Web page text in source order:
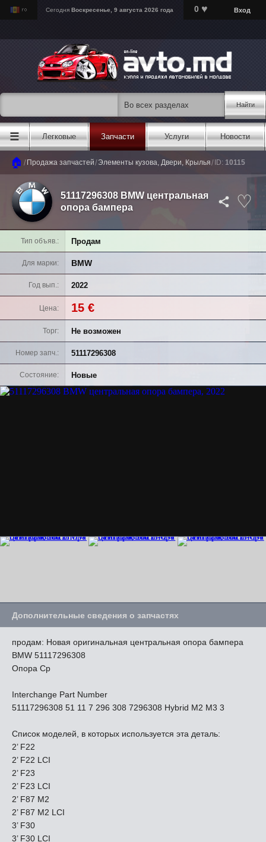
Сегодня Воскресенье, 9 августа 2026 года 0 ♥ Вход
Найти
☰ Легковые Запчасти Услуги Новости
🏠 / Продажа запчастей/Элементы кузова, Двери, Крылья/ ID: 10115
51117296308 BMW центральная
опора бампера
Тип объяв. Продам
Для марки BMW
Год вып. 2022
Цена 15 €
Торг Не возможен
Номер запч. 51117296308
Состояние Новые
Дополнительные сведения о запчастях
продам: Новая оригинальная центральная опора бампера
BMW 51117296308
Опора Ср
Interchange Part Number
51117296308 51 11 7 296 308 7296308 Hybrid M2 M3 3
Список моделей, в которых используется эта деталь:
2’ F22
2’ F22 LCI
2’ F23
2’ F23 LCI
2’ F87 M2
2’ F87 M2 LCI
3’ F30
3’ F30 LCI